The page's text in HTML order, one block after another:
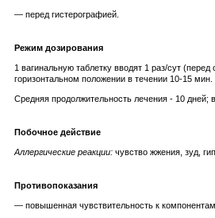
— перед гистерографией.
Режим дозирования
1 вагинальную таблетку вводят 1 раз/сут
горизонтальном положении в течении 10-15 мин.
Средняя продолжительность лечения - 10 дней;
Побочное действие
Аллергические реакции: чувство жжения, зуд,
Противопоказания
— повышенная чувствительность к компонентам